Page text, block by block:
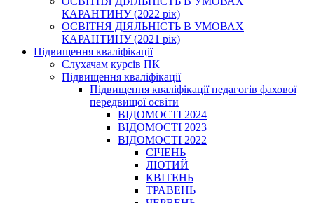
КАРАНТИНУ (2022 рік)
ОСВІТНЯ ДІЯЛЬНІСТЬ В УМОВАХ
КАРАНТИНУ (2021 рік)
Підвищення кваліфікації
Слухачам курсів ПК
Підвищення кваліфікації
Підвищення кваліфікації педагогів фахової
передвищої освіти
ВІДОМОСТІ 2024
ВІДОМОСТІ 2023
ВІДОМОСТІ 2022
СІЧЕНЬ
ЛЮТИЙ
КВІТЕНЬ
ТРАВЕНЬ